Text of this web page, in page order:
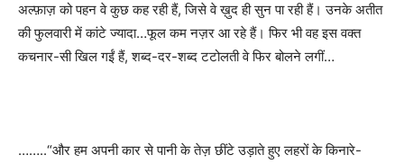
अल्फ़ाज़ को पहन वे कुछ कह रही हैं,जिसे वे ख़ुद ही सुन पा रही हैं। उनके अतीत
की फुलवारी में कांटे ज्यादा…फूल कम नज़र आ रहे हैं। फिर भी वह इस वक्त
कचनार-सी खिल गईं हैं,शब्द-दर-शब्द टटोलती वे फिर बोलने लगीं…
……..“और हम अपनी कार से पानी के तेज़ छींटे उड़ाते हुए लहरों के किनारे-